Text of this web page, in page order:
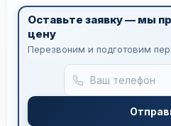
Оставьте заявку — мы
цену
Перезвоним и подготовим